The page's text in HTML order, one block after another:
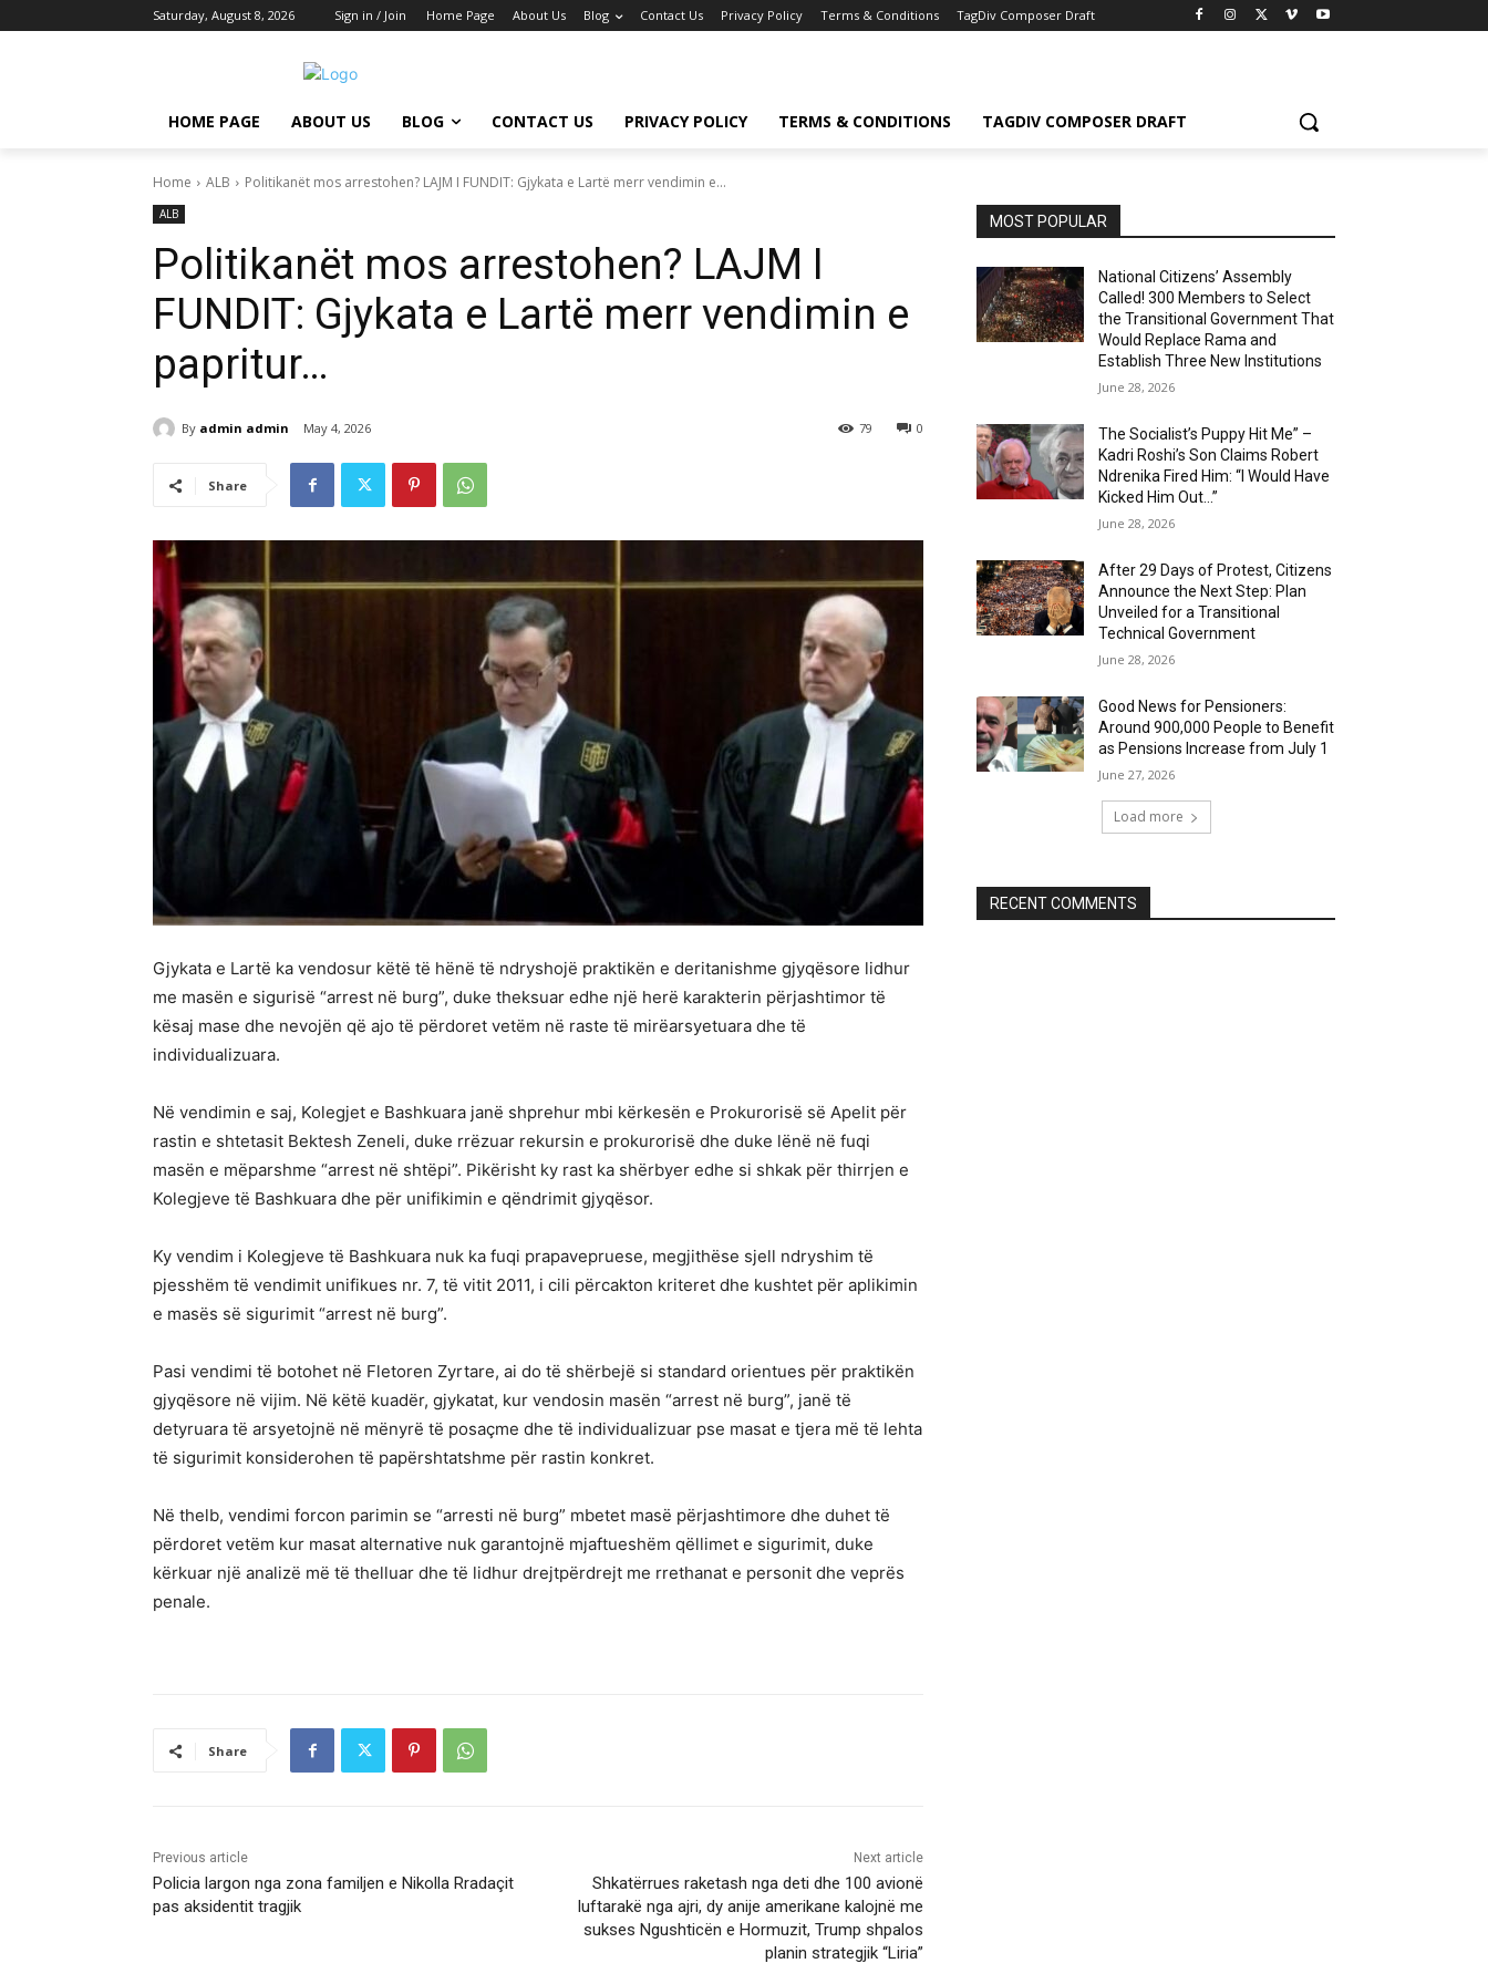
Saturday, August 8, 2026 Sign in / Join Home Page About Us Blog Contact Us Privacy Policy Terms & Conditions TagDiv Composer Draft
HOME PAGE ABOUT US BLOG CONTACT US PRIVACY POLICY TERMS & CONDITIONS TAGDIV COMPOSER DRAFT
Home ALB Politikanët mos arrestohen? LAJM I FUNDIT: Gjykata e Lartë merr vendimin e...
ALB
Politikanët mos arrestohen? LAJM I
FUNDIT: Gjykata e Lartë merr vendimin e
papritur…
By admin admin May 4, 2026 0
79
Share
Gjykata e Lartë ka vendosur këtë të hënë të ndryshojë praktikën e deritanishme gjyqësore lidhur
me masën e sigurisë “arrest në burg”, duke theksuar edhe një herë karakterin përjashtimor të
kësaj mase dhe nevojën që ajo të përdoret vetëm në raste të mirëarsyetuara dhe të
individualizuara.
Në vendimin e saj, Kolegjet e Bashkuara janë shprehur mbi kërkesën e Prokurorisë së Apelit për
rastin e shtetasit Bektesh Zeneli, duke rrëzuar rekursin e prokurorisë dhe duke lënë në fuqi
masën e mëparshme “arrest në shtëpi”. Pikërisht ky rast ka shërbyer edhe si shkak për thirrjen e
Kolegjeve të Bashkuara dhe për unifikimin e qëndrimit gjyqësor.
Ky vendim i Kolegjeve të Bashkuara nuk ka fuqi prapavepruese, megjithëse sjell ndryshim të
pjesshëm të vendimit unifikues nr. 7, të vitit 2011, i cili përcakton kriteret dhe kushtet për aplikimin
e masës së sigurimit “arrest në burg”.
Pasi vendimi të botohet në Fletoren Zyrtare, ai do të shërbejë si standard orientues për praktikën
gjyqësore në vijim. Në këtë kuadër, gjykatat, kur vendosin masën “arrest në burg”, janë të
detyruara të arsyetojnë në mënyrë të posaçme dhe të individualizuar pse masat e tjera më të lehta
të sigurimit konsiderohen të papërshtatshme për rastin konkret.
Në thelb, vendimi forcon parimin se “arresti në burg” mbetet masë përjashtimore dhe duhet të
përdoret vetëm kur masat alternative nuk garantojnë mjaftueshëm qëllimet e sigurimit, duke
kërkuar një analizë më të thelluar dhe të lidhur drejtpërdrejt me rrethanat e personit dhe veprës
penale.
Share
Previous article
Policia largon nga zona familjen e Nikolla Rradaçit
pas aksidentit tragjik
Next article
Shkatërrues raketash nga deti dhe 100 avionë
luftarakë nga ajri, dy anije amerikane kalojnë me
sukses Ngushticën e Hormuzit, Trump shpalos
planin strategjik “Liria”
MOST POPULAR
National Citizens’ Assembly
Called! 300 Members to Select
the Transitional Government That
Would Replace Rama and
Establish Three New Institutions
June 28, 2026
The Socialist’s Puppy Hit Me” –
Kadri Roshi’s Son Claims Robert
Ndrenika Fired Him: “I Would Have
Kicked Him Out…”
June 28, 2026
After 29 Days of Protest, Citizens
Announce the Next Step: Plan
Unveiled for a Transitional
Technical Government
June 28, 2026
Good News for Pensioners:
Around 900,000 People to Benefit
as Pensions Increase from July 1
June 27, 2026
Load more
RECENT COMMENTS